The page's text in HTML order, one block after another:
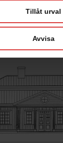
Tillåt urval
Avvisa
Klassiskt